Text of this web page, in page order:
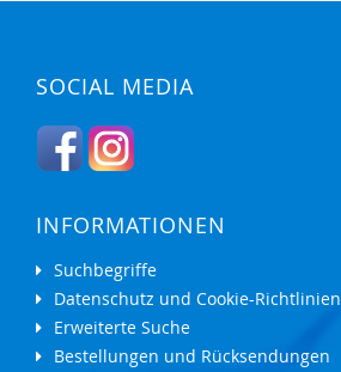
SOCIAL MEDIA
INFORMATIONEN
Suchbegriffe
Datenschutz und Cookie-Richtlinien
Erweiterte Suche
Bestellungen und Rücksendungen